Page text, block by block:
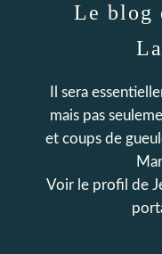
Le blog
Il sera
mais pas
et coups de
Voir le profil de